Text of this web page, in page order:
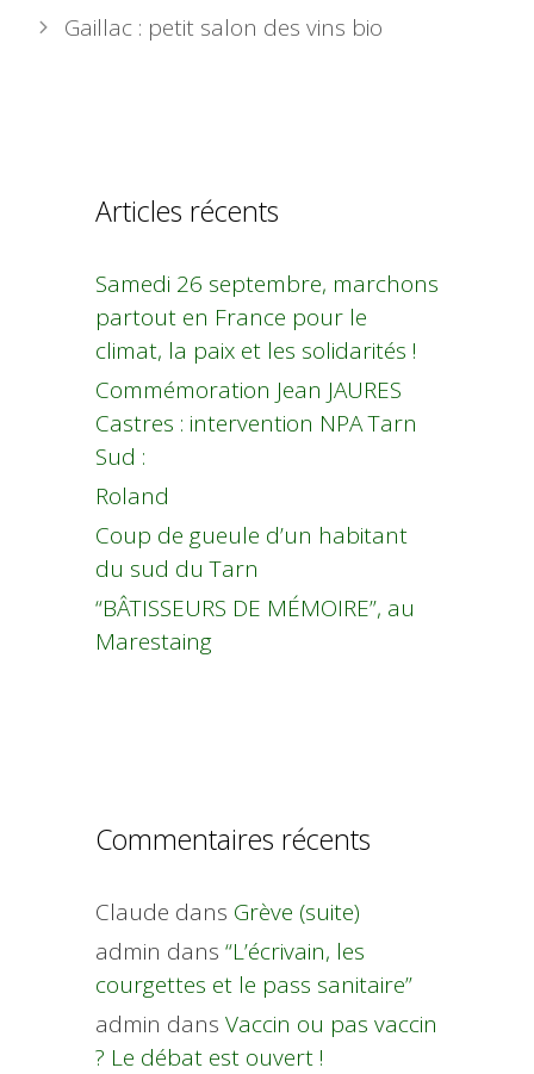
Gaillac : petit salon des vins bio
Articles récents
Samedi 26 septembre, marchons
partout en France pour le
climat, la paix et les solidarités !
Commémoration Jean JAURES
Castres : intervention NPA Tarn
Sud :
Roland
Coup de gueule d’un habitant
du sud du Tarn
“BÂTISSEURS DE MÉMOIRE”, au
Marestaing
Commentaires récents
Claude dans Grève (suite)
admin dans “L’écrivain, les
courgettes et le pass sanitaire”
admin dans Vaccin ou pas vaccin
? Le débat est ouvert !